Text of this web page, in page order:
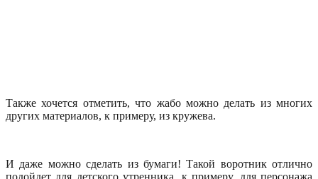
Также хочется отметить, что жабо можно делать из многих
других материалов, к примеру, из кружева.
И даже можно сделать из бумаги! Такой воротник отлично
подойдет для детского утренника, к примеру, для персонажа